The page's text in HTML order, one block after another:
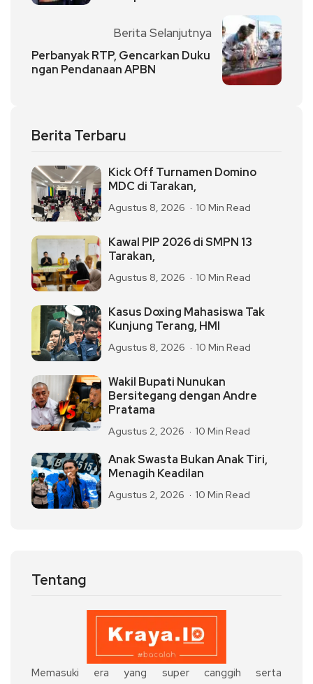
Berita Selanjutnya
Perbanyak RTP, Gencarkan Duku
ngan Pendanaan APBN
Berita Terbaru
Kick Off Turnamen Domino
MDC di Tarakan,
Agustus 8, 2026 10 Min Read
Kawal PIP 2026 di SMPN 13
Tarakan,
Agustus 8, 2026 10 Min Read
Kasus Doxing Mahasiswa Tak
Kunjung Terang, HMI
Agustus 8, 2026 10 Min Read
Wakil Bupati Nunukan
Bersitegang dengan Andre
Pratama
Agustus 2, 2026 10 Min Read
Anak Swasta Bukan Anak Tiri,
Menagih Keadilan
Agustus 2, 2026 10 Min Read
Tentang
Memasuki era yang super canggih serta